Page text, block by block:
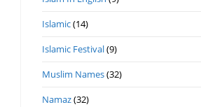
Islamic(14)
Islamic Festival(9)
Muslim Names(32)
Namaz(32)